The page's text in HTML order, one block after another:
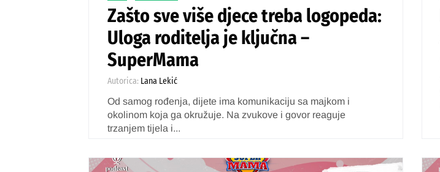
Zašto sve više djece treba logopeda:
Uloga roditelja je ključna –
SuperMama
Autorica: Lana Lekić
Od samog rođenja, dijete ima komunikaciju sa majkom i
okolinom koja ga okružuje. Na zvukove i govor reaguje
trzanjem tijela i...